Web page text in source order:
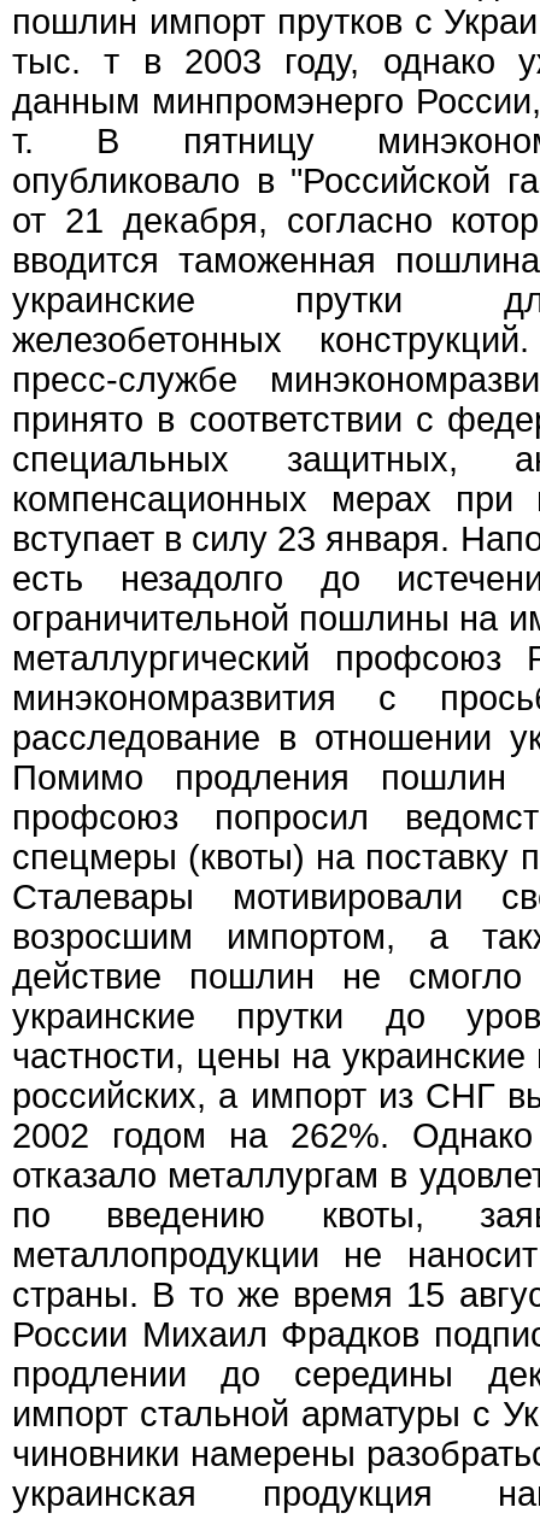
пошлин импорт прутков с
тыс. т в 2003 году, однако
данным минпромэнерго
т. В пятницу
опубликовало в "Российской
от 21 декабря, согласно
вводится таможенная
украинские прутки
железобетонных
пресс-службе
принято в соответствии с
специальных защитных,
компенсационных мерах при
вступает в силу 23 января.
есть незадолго до
ограничительной пошлины на
металлургический профсоюз
минэкономразвития с
расследование в отношении
Помимо продления пошлин
профсоюз попросил
спецмеры (квоты) на поставку
Сталевары мотивировали
возросшим импортом, а
действие пошлин не
украинские прутки до
частности, цены на
российских, а импорт из СНГ
2002 годом на 262%. Однако
отказало металлургам в
по введению квоты,
металлопродукции не
страны. В то же время 15
России Михаил Фрадков
продлении до середины
импорт стальной арматуры с
чиновники намерены
украинская продукция